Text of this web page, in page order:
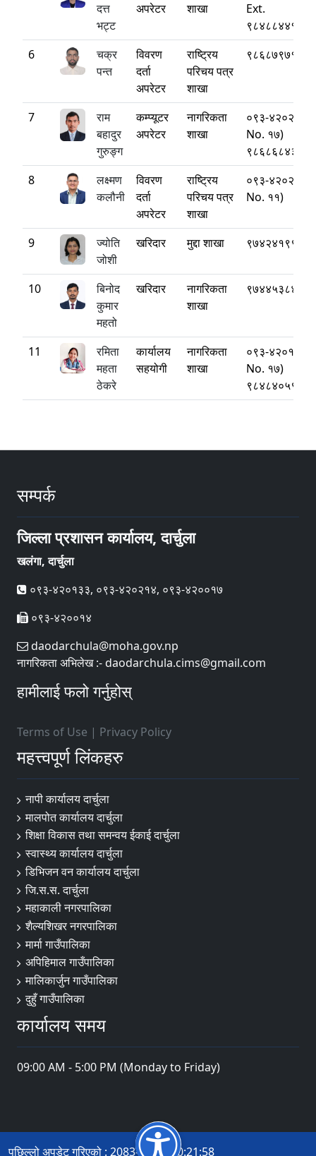
दत्त
भट्ट
अपरेटर
शाखा
Ext.
९८४८८४४१२०
6
चक्र
पन्त
विवरण
दर्ता
अपरेटर
राष्ट्रिय
परिचय पत्र
शाखा
९८६८७९७१७७
7
राम
बहादुर
गुरुङ्ग
कम्प्यूटर
अपरेटर
नागरिकता
शाखा
०९३-४२०२१४
No. १७)
९८६८६८४३३३
8
लक्ष्मण
कलौनी
विवरण
दर्ता
अपरेटर
राष्ट्रिय
परिचय पत्र
शाखा
०९३-४२०२१४
No. ११)
9
ज्योति
जोशी
खरिदार मुद्दा शाखा ९७४२४१९९०६
10
बिनोद
कुमार
महतो
खरिदार
नागरिकता
शाखा
९७४४५३८४५९
11
रमिता
महता
ठेकरे
कार्यालय
सहयोगी
नागरिकता
शाखा
०९३-४२०११४
No. १७)
९८४८४०५९६५
सम्पर्क
जिल्ला प्रशासन कार्यालय, दार्चुला
खलंगा, दार्चुला
०९३-४२०१३३, ०९३-४२०२१४, ०९३-४२००१७
०९३-४२००१४
daodarchula@moha.gov.np
नागरिकता अभिलेख :- daodarchula.cims@gmail.com
हामीलाई फलो गर्नुहोस्
Terms of Use | Privacy Policy
महत्त्वपूर्ण लिंकहरु
नापी कार्यालय दार्चुला
मालपोत कार्यालय दार्चुला
शिक्षा विकास तथा समन्वय ईकाई दार्चुला
स्वास्थ्य कार्यालय दार्चुला
डिभिजन वन कार्यालय दार्चुला
जि.स.स. दार्चुला
महाकाली नगरपालिका
शैल्यशिखर नगरपालिका
मार्मा गाउँपालिका
अपिहिमाल गाउँपालिका
मालिकार्जुन गाउँपालिका
दुहुँ गाउँपालिका
कार्यालय समय
09:00 AM - 5:00 PM (Monday to Friday)
पछिल्लो अपडेट गरिएको : 2083-04-23 20:21:58